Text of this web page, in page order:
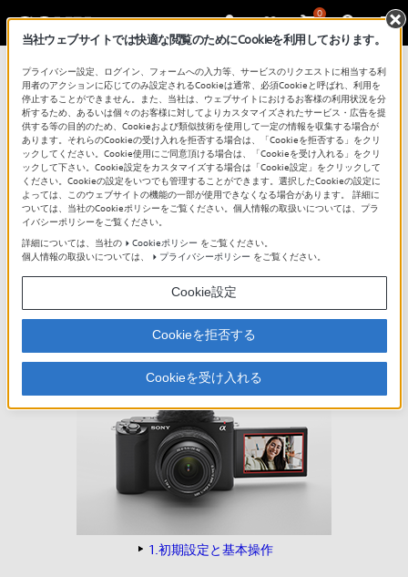
0
このページではZV-E1の基本的な操作と、おすすめの機能を
紹介します。
1.初期設定と基本操作
当社ウェブサイトでは快適な閲覧のためにCookieを利用しております。
プライバシー設定、ログイン、フォームへの入力等、サービスのリクエストに相当する利
用者のアクションに応じてのみ設定されるCookieは通常、必須Cookieと呼ばれ、利用を
停止することができません。また、当社は、ウェブサイトにおけるお客様の利用状況を分
析するため、あるいは個々のお客様に対してよりカスタマイズされたサービス・広告を提
供する等の目的のため、Cookieおよび類似技術を使用して一定の情報を収集する場合が
あります。それらのCookieの受け入れを拒否する場合は、「Cookieを拒否する」をクリ
ックしてください。Cookie使用にご同意頂ける場合は、「Cookieを受け入れる」をクリ
ックして下さい。Cookie設定をカスタマイズする場合は「Cookie設定」をクリックして
ください。Cookieの設定をいつでも管理することができます。選択したCookieの設定に
よっては、このウェブサイトの機能の一部が使用できなくなる場合があります。 詳細に
ついては、当社のCookieポリシーをご覧ください。個人情報の取扱いについては、プラ
イバシーポリシーをご覧ください。
詳細については、当社の
Cookieポリシー をご覧ください。
個人情報の取扱いについては、
プライバシーポリシー をご覧ください。
Cookie設定
Cookieを拒否する
Cookieを受け入れる